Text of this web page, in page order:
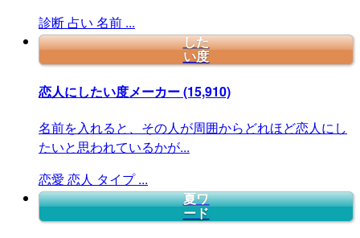
診断 占い 名前 ...
した
い度
恋人にしたい度メーカー(15,910)
名前を入れると、その人が周囲からどれほど恋人にし
たいと思われているかが...
恋愛 恋人 タイプ ...
夏ワ
ード